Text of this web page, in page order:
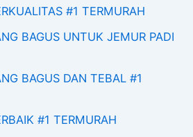
#1 TERMURAH
BAGUS UNTUK JEMUR PADI
BAGUS DAN TEBAL #1
#1 TERMURAH